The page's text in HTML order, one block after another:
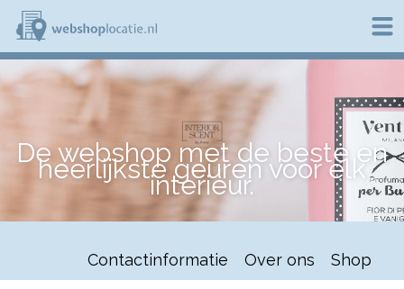
Overslaan
naar
de
inhoud
e
b
o
p
De webshop met de beste en
heerlijkste geuren voor elk
interieur.
Contactinformatie Over ons Shop